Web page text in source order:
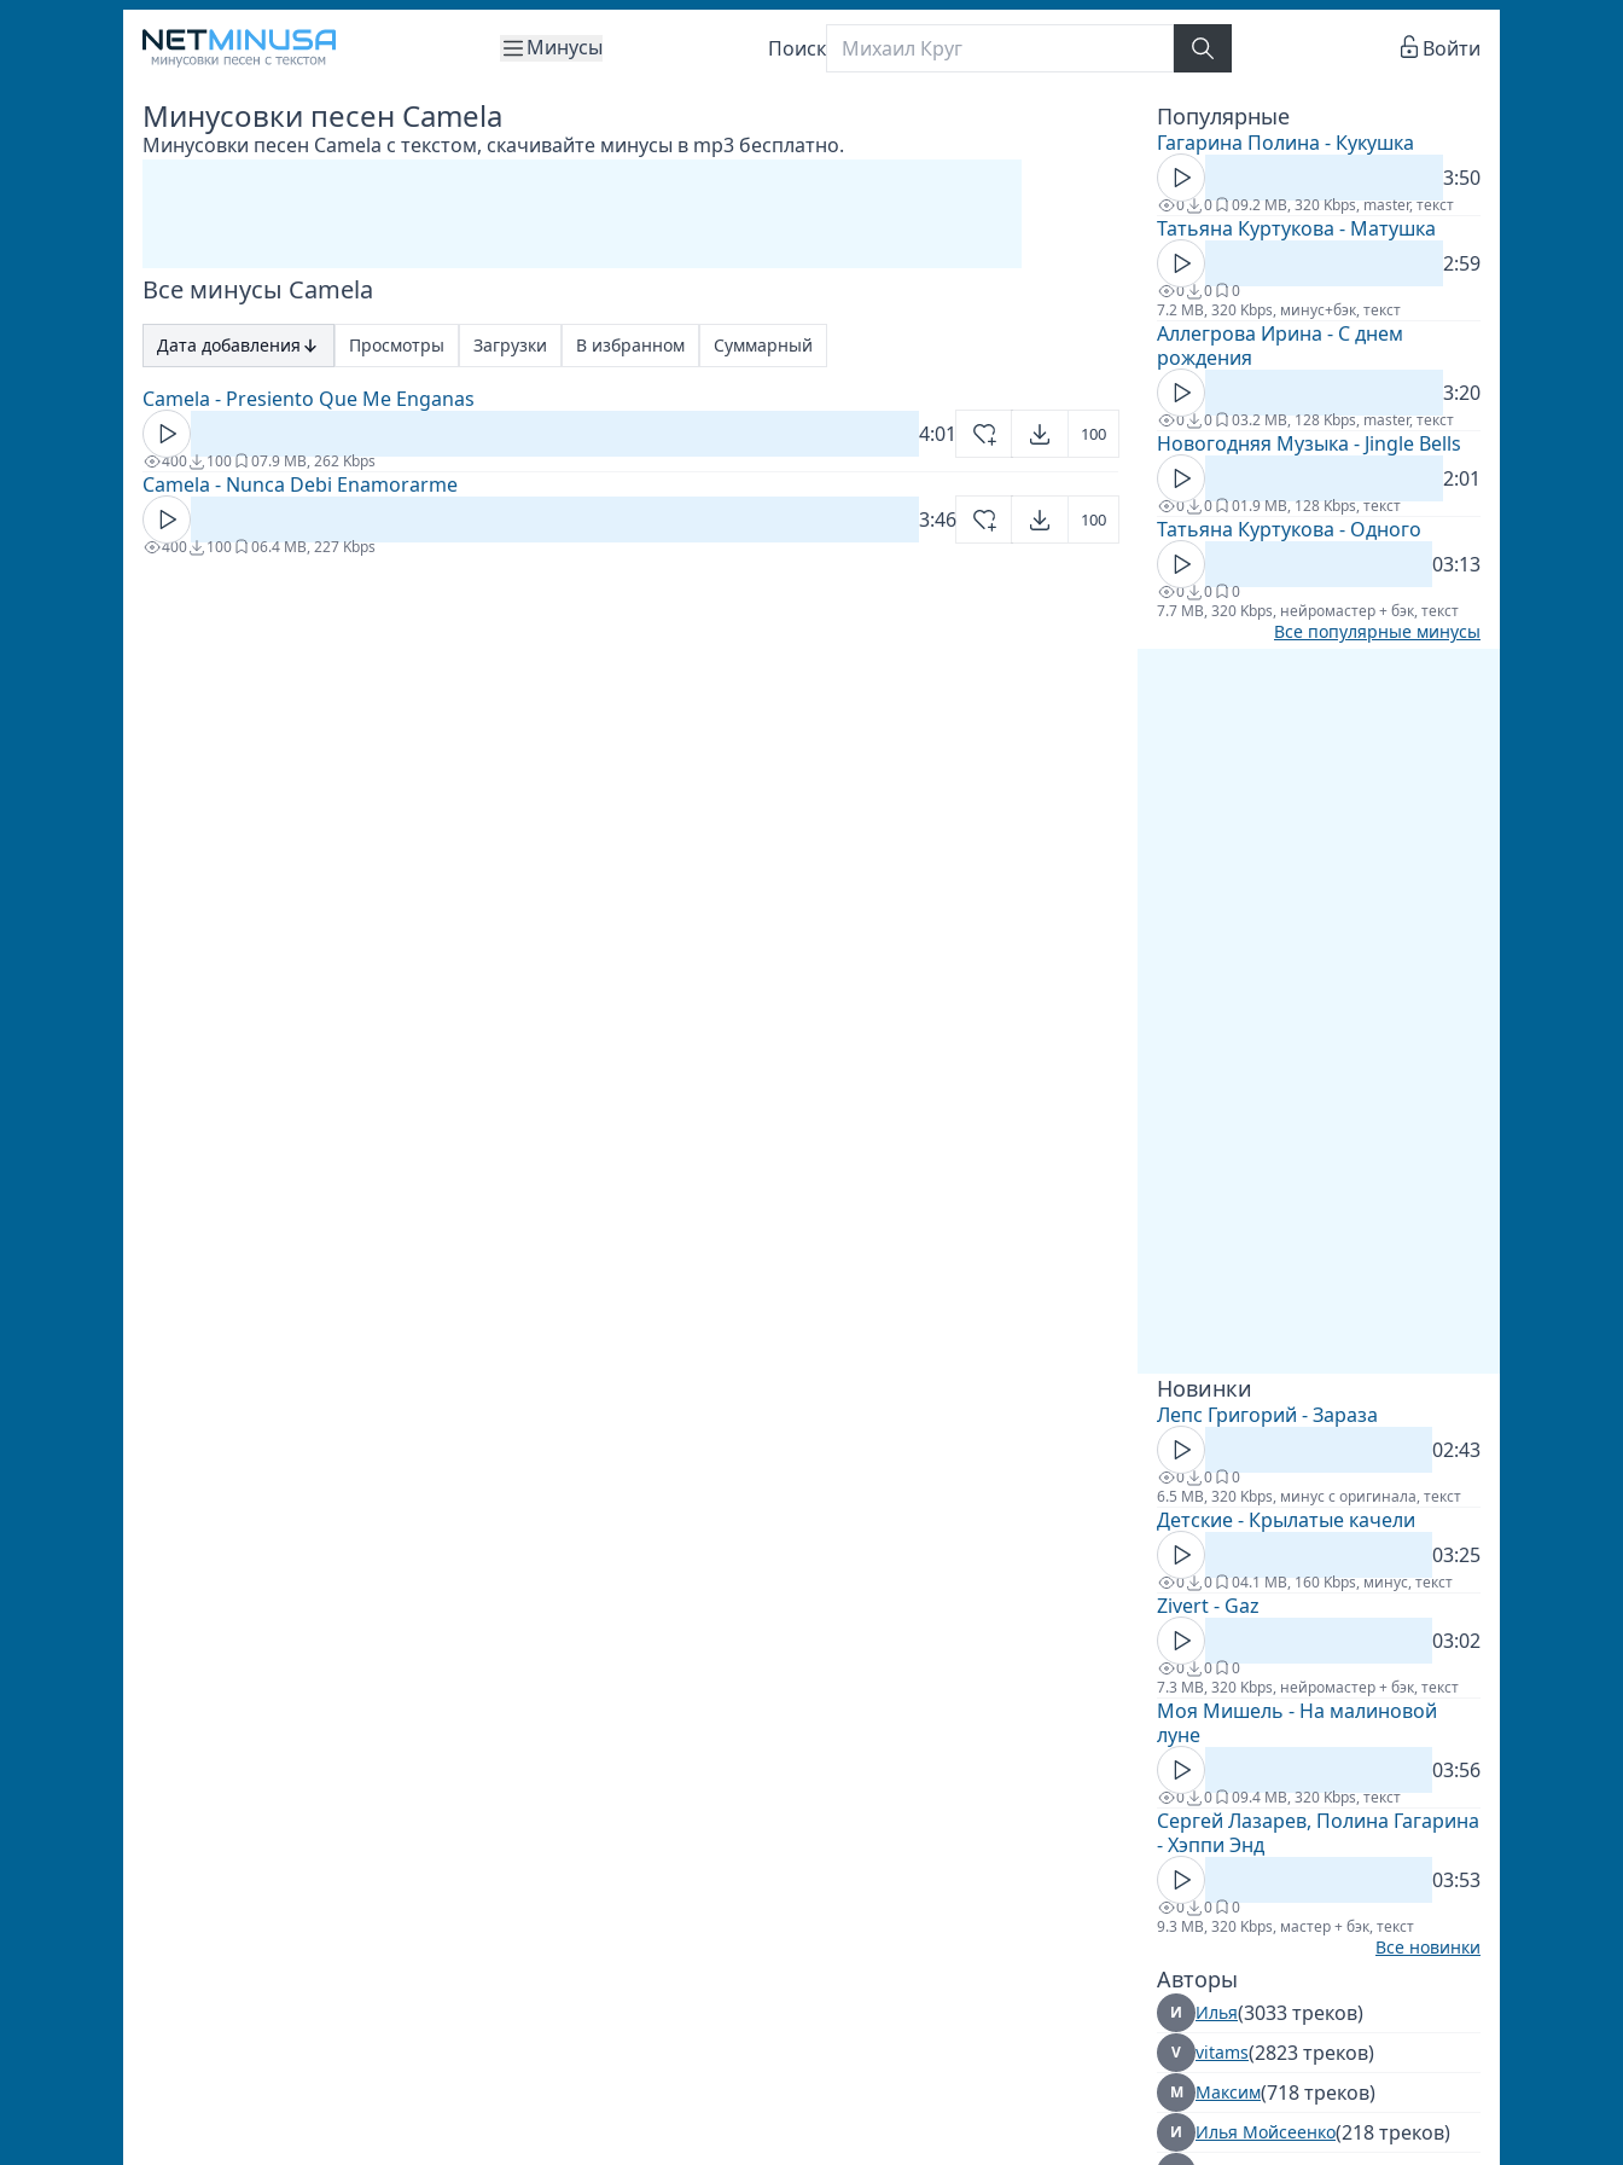
Минусы Поиск Войти
Минусовки песен Camela
Минусовки песен Camela с текстом, скачивайте минусы в mp3 бесплатно.
Все минусы Camela
Дата добавления Просмотры Загрузки В избранном Суммарный
Camela - Presiento Que Me Enganas
4:01
100
400 100 07.9 MB, 262 Kbps
Camela - Nunca Debi Enamorarme
3:46
100
400 100 06.4 MB, 227 Kbps
Популярные
Гагарина Полина - Кукушка
3:50
0 0 09.2 MB, 320 Kbps, master, текст
Татьяна Куртукова - Матушка
2:59
0 0
0
7.2 MB, 320 Kbps, минус+бэк, текст
Аллегрова Ирина - С днем
рождения
3:20
0 0 03.2 MB, 128 Kbps, master, текст
Новогодняя Музыка - Jingle Bells
2:01
0 0 01.9 MB, 128 Kbps, текст
Татьяна Куртукова - Одного
03:13
0 0
0
7.7 MB, 320 Kbps, нейромастер + бэк, текст
Все популярные минусы
Новинки
Лепс Григорий - Зараза
02:43
0 0
0
6.5 MB, 320 Kbps, минус с оригинала, текст
Детские - Крылатые качели
03:25
0 0 04.1 MB, 160 Kbps, минус, текст
Zivert - Gaz
03:02
0 0
0
7.3 MB, 320 Kbps, нейромастер + бэк, текст
Моя Мишель - На малиновой
луне
03:56
0 0 09.4 MB, 320 Kbps, текст
Сергей Лазарев, Полина Гагарина
- Хэппи Энд
03:53
0 0
0
9.3 MB, 320 Kbps, мастер + бэк, текст
Все новинки
Авторы
И Илья(3033 треков)
V vitams(2823 треков)
М Максим(718 треков)
И Илья Мойсеенко(218 треков)